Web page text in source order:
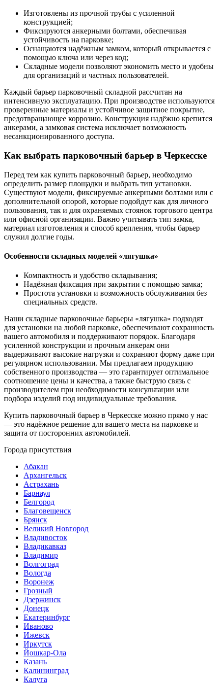
Изготовлены из прочной трубы с усиленной
конструкцией;
Фиксируются анкерными болтами, обеспечивая
устойчивость на парковке;
Оснащаются надёжным замком, который открывается с
помощью ключа или через код;
Складные модели позволяют экономить место и удобны
для организаций и частных пользователей.
Каждый барьер парковочный складной рассчитан на
интенсивную эксплуатацию. При производстве используются
проверенные материалы и устойчивое защитное покрытие,
предотвращающее коррозию. Конструкция надёжно крепится
анкерами, а замковая система исключает возможность
несанкционированного доступа.
Как выбрать парковочный барьер в Черкесске
Перед тем как купить парковочный барьер, необходимо
определить размер площадки и выбрать тип установки.
Существуют модели, фиксируемые анкерными болтами или с
дополнительной опорой, которые подойдут как для личного
пользования, так и для охраняемых стоянок торгового центра
или офисной организации. Важно учитывать тип замка,
материал изготовления и способ крепления, чтобы барьер
служил долгие годы.
Особенности складных моделей «лягушка»
Компактность и удобство складывания;
Надёжная фиксация при закрытии с помощью замка;
Простота установки и возможность обслуживания без
специальных средств.
Наши складные парковочные барьеры «лягушка» подходят
для установки на любой парковке, обеспечивают сохранность
вашего автомобиля и поддерживают порядок. Благодаря
усиленной конструкции и прочным анкерам они
выдерживают высокие нагрузки и сохраняют форму даже при
регулярном использовании. Мы предлагаем продукцию
собственного производства — это гарантирует оптимальное
соотношение цены и качества, а также быструю связь с
производителем при необходимости консультации или
подбора изделий под индивидуальные требования.
Купить парковочный барьер в Черкесске можно прямо у нас
— это надёжное решение для вашего места на парковке и
защита от посторонних автомобилей.
Города присутствия
Абакан
Архангельск
Астрахань
Барнаул
Белгород
Благовещенск
Брянск
Великий Новгород
Владивосток
Владикавказ
Владимир
Волгоград
Вологда
Воронеж
Грозный
Дзержинск
Донецк
Екатеринбург
Иваново
Ижевск
Иркутск
Йошкар-Ола
Казань
Калининград
Калуга